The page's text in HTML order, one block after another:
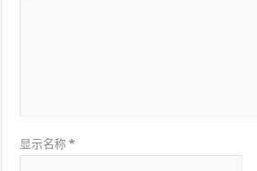
显示名称*